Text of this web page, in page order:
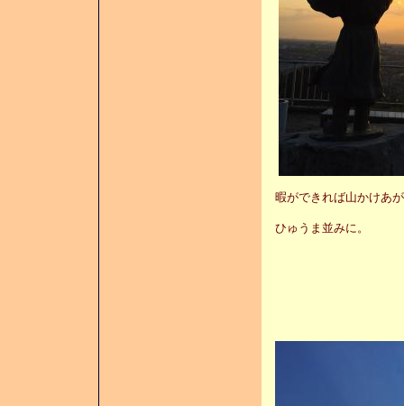
暇ができれば山かけあ
ひゅうま並みに。